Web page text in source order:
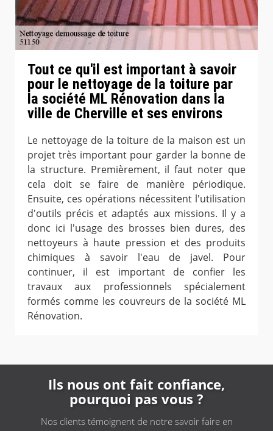
Tout ce qu'il est important à savoir
pour le nettoyage de la toiture par
la société ML Rénovation dans la
ville de Cherville et ses environs
Le nettoyage de la toiture de la maison est un
projet très important pour garder la bonne de
la structure. Premièrement, il faut noter que
cela doit se faire de manière périodique.
Ensuite, ces opérations nécessitent l'utilisation
d'outils précis et adaptés aux missions. Il y a
donc ici l'usage des brosses bien dures, des
nettoyeurs à haute pression et des produits
chimiques à savoir l'eau de javel. Pour
continuer, il est important de confier les
travaux aux professionnels spécialement
formés comme les couvreurs de la société ML
Rénovation.
Ils nous ont fait confiance,
pourquoi pas vous ?
Nos clients témoignent de notre savoir faire en